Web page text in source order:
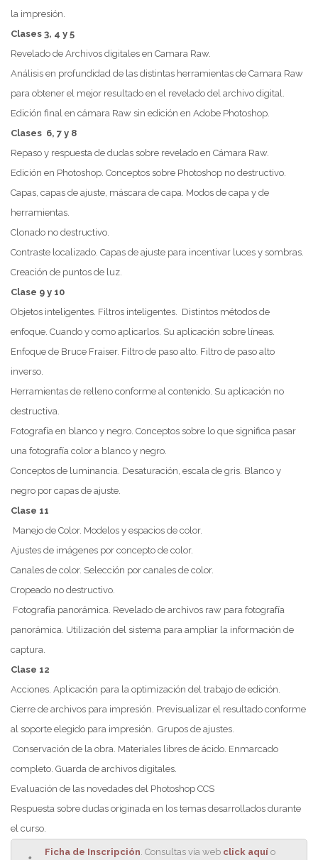
la impresión.
Clases 3, 4 y 5
Revelado de Archivos digitales en Camara Raw.
Análisis en profundidad de las distintas herramientas de Camara Raw
para obtener el mejor resultado en el revelado del archivo digital.
Edición final en cámara Raw sin edición en Adobe Photoshop.
Clases 6, 7 y 8
Repaso y respuesta de dudas sobre revelado en Cámara Raw.
Edición en Photoshop. Conceptos sobre Photoshop no destructivo.
Capas, capas de ajuste, máscara de capa. Modos de capa y de
herramientas.
Clonado no destructivo.
Contraste localizado. Capas de ajuste para incentivar luces y sombras.
Creación de puntos de luz.
Clase 9 y 10
Objetos inteligentes. Filtros inteligentes. Distintos métodos de
enfoque. Cuando y como aplicarlos. Su aplicación sobre líneas.
Enfoque de Bruce Fraiser. Filtro de paso alto. Filtro de paso alto
inverso.
Herramientas de relleno conforme al contenido. Su aplicación no
destructiva.
Fotografía en blanco y negro. Conceptos sobre lo que significa pasar
una fotografía color a blanco y negro.
Conceptos de luminancia. Desaturación, escala de gris. Blanco y
negro por capas de ajuste.
Clase 11
Manejo de Color. Modelos y espacios de color.
Ajustes de imágenes por concepto de color.
Canales de color. Selección por canales de color.
Cropeado no destructivo.
Fotografía panorámica. Revelado de archivos raw para fotografía
panorámica. Utilización del sistema para ampliar la información de
captura.
Clase 12
Acciones. Aplicación para la optimización del trabajo de edición.
Cierre de archivos para impresión. Previsualizar el resultado conforme
al soporte elegido para impresión. Grupos de ajustes.
Conservación de la obra. Materiales libres de ácido. Enmarcado
completo. Guarda de archivos digitales.
Evaluación de las novedades del Photoshop CCS
Respuesta sobre dudas originada en los temas desarrollados durante
el curso.
Ficha de Inscripción. Consultas vía web click aquí o